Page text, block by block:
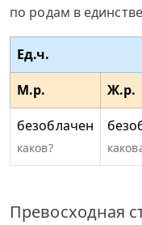
по родам в
Ед.ч.
М.р. Ж.р.
безоблачен
каков?
Превосходная